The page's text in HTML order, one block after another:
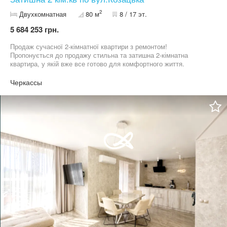
Двухкомнатная 80 м2 8 / 17 эт.
5 684 253 грн.
Продаж сучасної 2-кімнатної квартири з ремонтом!
Пропонується до продажу стильна та затишна 2-кімнатна
квартира, у якій вже все готово для комфортного життя.
кімнати з якісним ремонтом. Санвузол у сучасному дизайні.
Встановлені всі необхідні комунікації. Будинок розташований у
зручному районі з розвиненою інфраструктурою: поруч
магазини, школа, дитячий садок, зупинки громадського
транспорту. Ця квартира стане чудовим вибором як для
власного проживання, так і для інвестиції. Телефонуйте, щоб
домовитися про перегляд
Черкассы